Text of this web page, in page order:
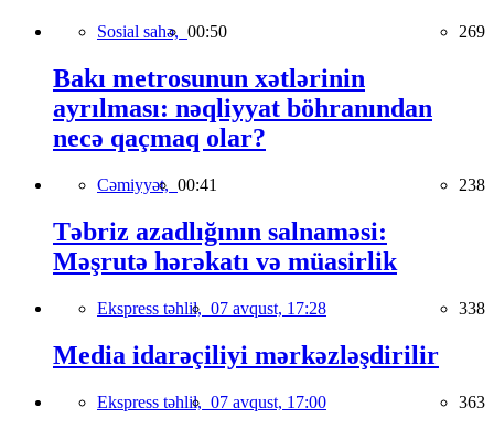
Sosial sahə, 00:50 269
Bakı metrosunun xətlərinin
ayrılması: nəqliyyat böhranından
necə qaçmaq olar?
Cəmiyyət, 00:41 238
Təbriz azadlığının salnaməsi:
Məşrutə hərəkatı və müasirlik
Ekspress təhlil, 07 avqust, 17:28 338
Media idarəçiliyi mərkəzləşdirilir
Ekspress təhlil, 07 avqust, 17:00 363